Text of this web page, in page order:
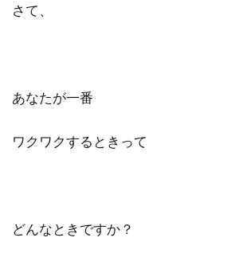
さて、
あなたが一番
ワクワクするときって
どんなときですか？